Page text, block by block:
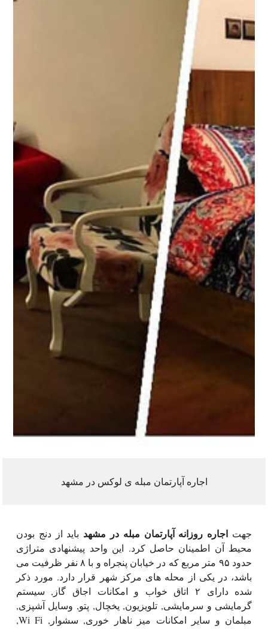
اجاره آپارتمان مبله ی لوکس در مشهد
جهت اجاره روزانه آپارتمان مبله در مشهد باید از دنج بودن
محیط آن اطمینان حاصل کرد. این واحد پیشنهادی متراژی
حدود ۹۵ متر مربع که در خیابان پنجراه و با ۸ نفر ظرفیت می
باشد، در یکی از محله های مرکز شهر قرار دارد. مورد ذکر
شده دارای ۲ اتاق خواب و امکانات اجاق گاز, سیستم
گرمایشی و سرمایشی, تلویزیون, یخچال, پتو, وسایل آشپزی,
مبلمان و سایر امکانات میز ناهار خوری, سشوار, Wi Fi,